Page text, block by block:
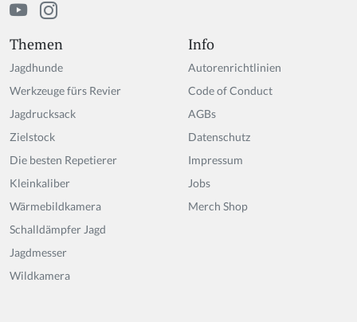
Themen
Jagdhunde
Werkzeuge fürs Revier
Jagdrucksack
Zielstock
Die besten Repetierer
Kleinkaliber
Wärmebildkamera
Schalldämpfer Jagd
Jagdmesser
Wildkamera
Info
Autorenrichtlinien
Code of Conduct
AGBs
Datenschutz
Impressum
Jobs
Merch Shop